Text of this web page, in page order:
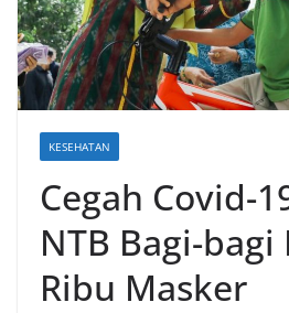
KESEHATAN
Cegah Covid-
NTB Bagi-bagi
Ribu Masker